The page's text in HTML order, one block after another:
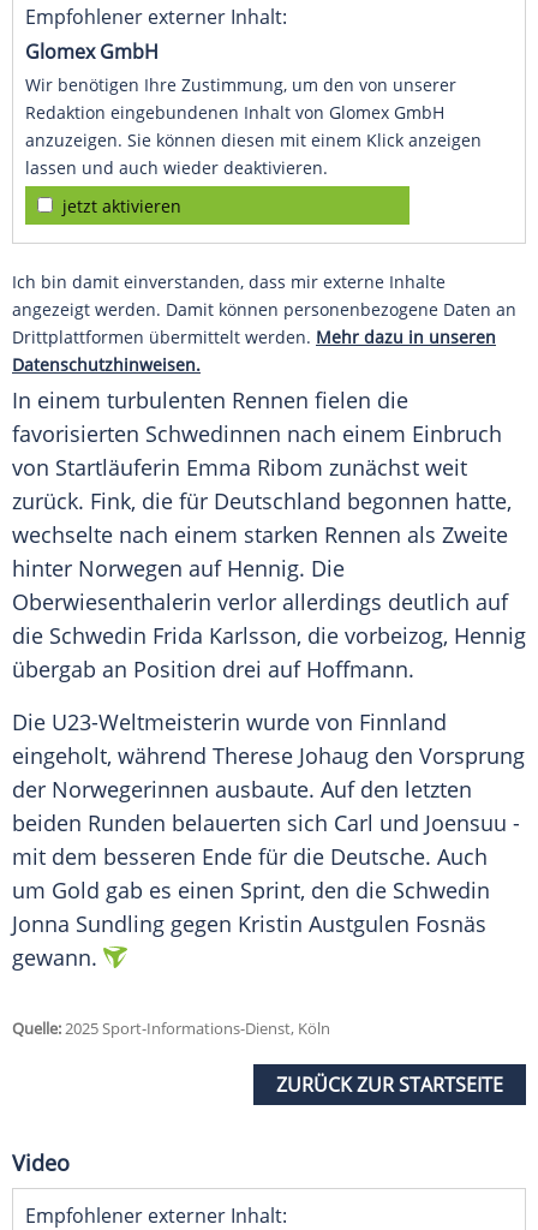
Empfohlener externer Inhalt:
Glomex GmbH
Wir benötigen Ihre Zustimmung, um den von unserer
Redaktion eingebundenen Inhalt von Glomex GmbH
anzuzeigen. Sie können diesen mit einem Klick anzeigen
lassen und auch wieder deaktivieren.
jetzt aktivieren
Ich bin damit einverstanden, dass mir externe Inhalte
angezeigt werden. Damit können personenbezogene Daten an
Drittplattformen übermittelt werden. Mehr dazu in unseren
Datenschutzhinweisen.
In einem turbulenten Rennen fielen die
favorisierten Schwedinnen nach einem Einbruch
von Startläuferin Emma Ribom zunächst weit
zurück. Fink, die für Deutschland begonnen hatte,
wechselte nach einem starken Rennen als Zweite
hinter Norwegen auf Hennig. Die
Oberwiesenthalerin verlor allerdings deutlich auf
die Schwedin Frida Karlsson, die vorbeizog, Hennig
übergab an Position drei auf Hoffmann.
Die U23-Weltmeisterin wurde von Finnland
eingeholt, während Therese Johaug den Vorsprung
der Norwegerinnen ausbaute. Auf den letzten
beiden Runden belauerten sich Carl und Joensuu -
mit dem besseren Ende für die Deutsche. Auch
um Gold gab es einen Sprint, den die Schwedin
Jonna Sundling gegen Kristin Austgulen Fosnäs
gewann.
Quelle:2025 Sport-Informations-Dienst, Köln
ZURÜCK ZUR STARTSEITE
Video
Empfohlener externer Inhalt: